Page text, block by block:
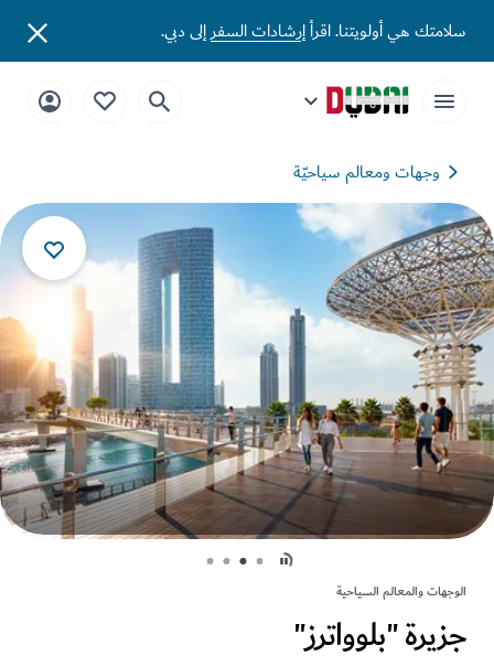
هي أولويتنا. اقرأإرشادات السفرإلى دبي.
وجهات ومعالم سياحيّة
والمعالم السياحية
"بلوواترز"